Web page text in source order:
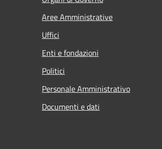
Aree Amministrative
Uffici
Enti e fondazioni
Politici
Personale Amministrativo
Documenti e dati